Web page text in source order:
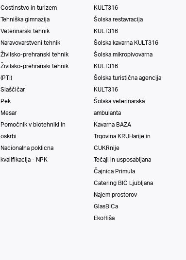
Gostinstvo in turizem
Tehniška gimnazija
Veterinarski tehnik
Naravovarstveni tehnik
Živilsko-prehranski tehnik
Živilsko-prehranski tehnik
(PTI)
Slaščičar
Pek
Mesar
Pomočnik v biotehniki in
oskrbi
Nacionalna poklicna
kvalifikacija - NPK
KULT316
Šolska restavracija
KULT316
Šolska kavarna KULT316
Šolska mikropivovarna
KULT316
Šolska turistična agencija
KULT316
Šolska veterinarska
ambulanta
Kavarna BAZA
Trgovina KRUHarije in
CUKRnije
Tečaji in usposabljana
Čajnica Primula
Catering BIC Ljubljana
Najem prostorov
GlasBICa
EkoHiša